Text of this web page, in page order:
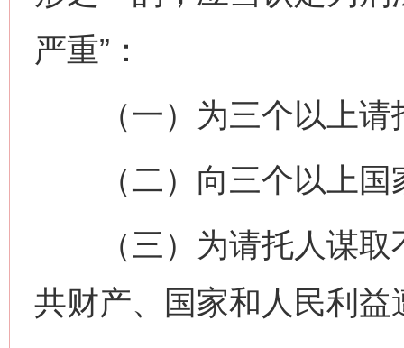
严重”：
（一）为三个以上请
（二）向三个以上国
（三）为请托人谋取
共财产、国家和人民利益